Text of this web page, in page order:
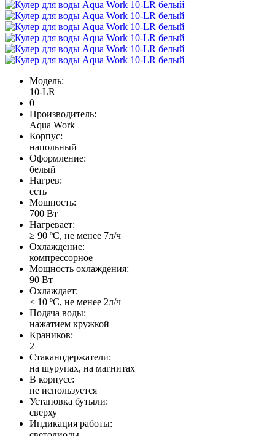
Модель:
10-LR
0
Производитель:
Aqua Work
Корпус:
напольный
Оформление:
белый
Нагрев:
есть
Мощность:
700 Вт
Нагревает:
≥ 90 ºС, не менее 7л/ч
Охлаждение:
компрессорное
Мощность охлаждения:
90 Вт
Охлаждает:
≤ 10 ºС, не менее 2л/ч
Подача воды:
нажатием кружкой
Краников:
2
Стаканодержатели:
на шурупах, на магнитах
В корпусе:
не используется
Установка бутыли:
сверху
Индикация работы: